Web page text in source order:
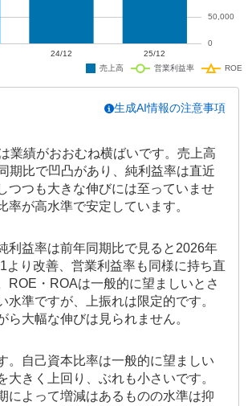
生成AI情報の注意事項
業績がおおむね横ばいです。売上高
期比で凹凸があり、純利益率は直近
つつも大きな伸びには至っていませ
率が高水準で安定しています。
利益率は前年同期比で見ると2026年
より改善、営業利益率も同様に持ち直
ROE・ROAは一般的に望ましいとさ
水準ですが、上振れは限定的です。
ら大幅な伸びは見られません。
。自己資本比率は一般的に望ましい
大きく上回り、ぶれも小さいです。
によって増減はあるものの水準は抑